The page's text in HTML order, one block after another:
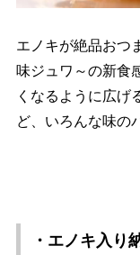
エノキが絶品おつ
味ジュワ～の新食
くなるように広げ
ど、いろんな味の
・エノキ入り